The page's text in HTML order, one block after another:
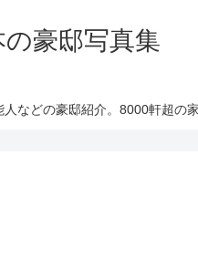
豪邸写真集
などの豪邸紹介。8000軒超の家